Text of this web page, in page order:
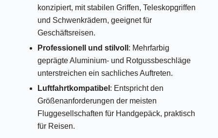
konzipiert, mit stabilen Griffen, Teleskopgriffen
und Schwenkrädern, geeignet für
Geschäftsreisen.
Professionell und stilvoll : Mehrfarbig
geprägte Aluminium- und Rotgussbeschläge
unterstreichen ein sachliches Auftreten.
Luftfahrtkompatibel : Entspricht den
Größenanforderungen der meisten
Fluggesellschaften für Handgepäck, praktisch
für Reisen.